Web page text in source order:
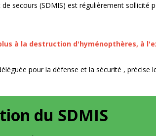
secours (SDMIS) est régulièrement sollicité
à la destruction d'hyménopthères, à
pour la défense et la sécurité , précise
du SDMIS